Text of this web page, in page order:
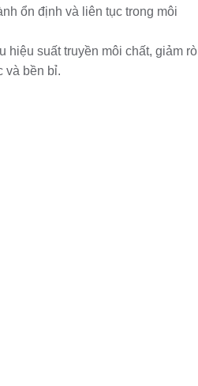
ổn định và liên tục trong môi
suất truyền môi chất, giảm rò
và bền bỉ.